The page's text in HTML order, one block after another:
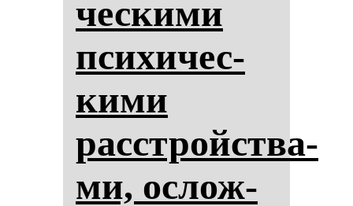
чес­ки­ми
пси­хи­чес­
ки­ми
расстройства­
ми, ос­лож­